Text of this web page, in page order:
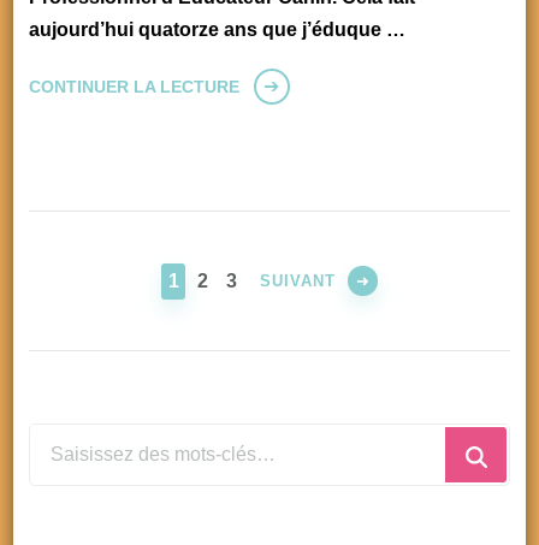
aujourd’hui quatorze ans que j’éduque …
CONTINUER LA LECTURE
PAGE
1 PAGE
2 PAGE
3 SUIVANT